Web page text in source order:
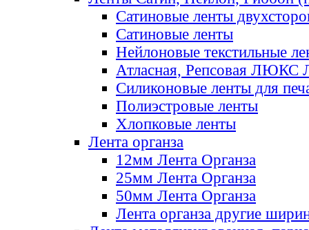
Сатиновые ленты
Сатиновые ленты
Нейлоновые текстильные
Атласная, Репсовая ЛЮКС
Силиконовые ленты для
Полиэстровые ленты
Хлопковые ленты
Лента органза
12мм Лента Органза
25мм Лента Органза
50мм Лента Органза
Лента органза другие